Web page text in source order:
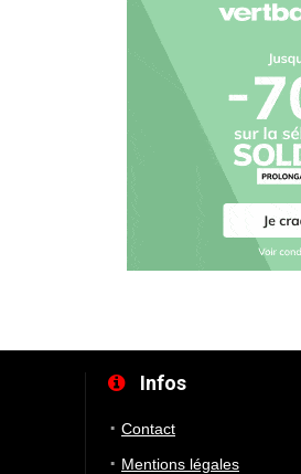
Infos
Contact
Mentions légales